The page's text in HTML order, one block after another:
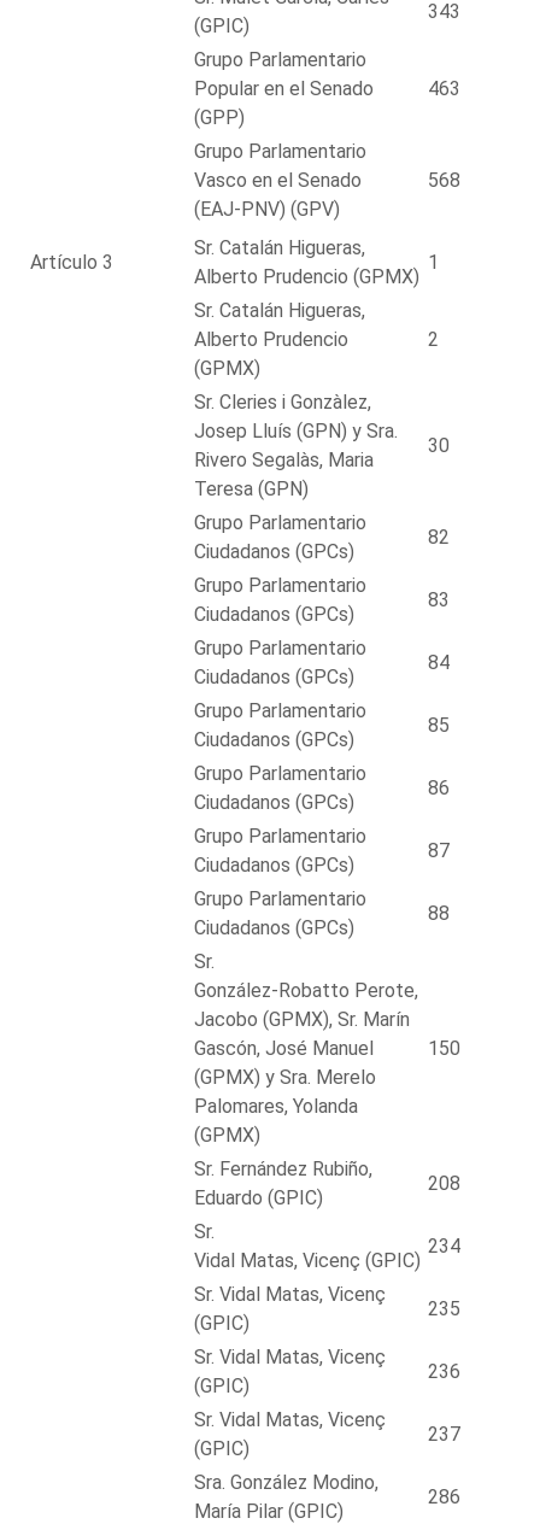
(GPIC)
343
Grupo Parlamentario
Popular en el Senado
(GPP)
463
Grupo Parlamentario
Vasco en el Senado
(EAJ-PNV) (GPV)
568
Artículo 3
Sr. Catalán Higueras,
Alberto Prudencio (GPMX)
1
Sr. Catalán Higueras,
Alberto Prudencio
(GPMX)
2
Sr. Cleries i Gonzàlez,
Josep Lluís (GPN) y Sra.
Rivero Segalàs, Maria
Teresa (GPN)
30
Grupo Parlamentario
Ciudadanos (GPCs)
82
Grupo Parlamentario
Ciudadanos (GPCs)
83
Grupo Parlamentario
Ciudadanos (GPCs)
84
Grupo Parlamentario
Ciudadanos (GPCs)
85
Grupo Parlamentario
Ciudadanos (GPCs)
86
Grupo Parlamentario
Ciudadanos (GPCs)
87
Grupo Parlamentario
Ciudadanos (GPCs)
88
Sr.
González-Robatto Perote,
Jacobo (GPMX), Sr. Marín
Gascón, José Manuel
(GPMX) y Sra. Merelo
Palomares, Yolanda
(GPMX)
150
Sr. Fernández Rubiño,
Eduardo (GPIC)
208
Sr.
Vidal Matas, Vicenç (GPIC)
234
Sr. Vidal Matas, Vicenç
(GPIC)
235
Sr. Vidal Matas, Vicenç
(GPIC)
236
Sr. Vidal Matas, Vicenç
(GPIC)
237
Sra. González Modino,
María Pilar (GPIC)
286